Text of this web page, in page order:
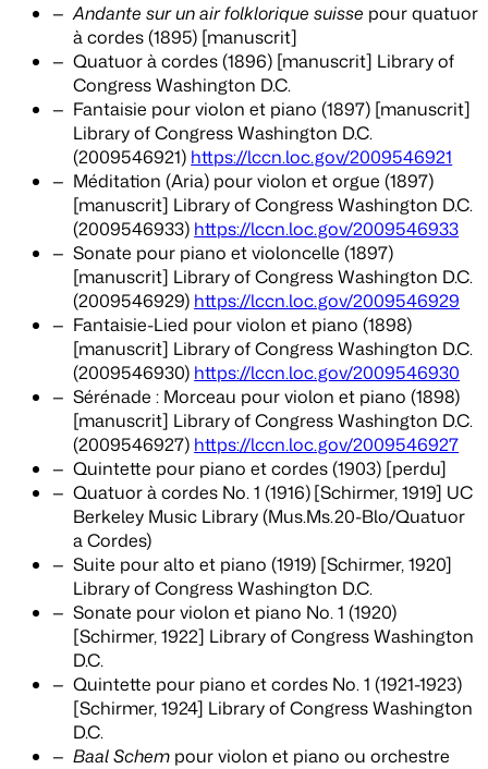
Andante sur un air folklorique suisse pour quatuor
à cordes (1895) [manuscrit]
Quatuor à cordes (1896) [manuscrit] Library of
Congress Washington D.C.
Fantaisie pour violon et piano (1897) [manuscrit]
Library of Congress Washington D.C.
(2009546921) https://lccn.loc.gov/2009546921
Méditation (Aria) pour violon et orgue (1897)
[manuscrit] Library of Congress Washington D.C.
(2009546933) https://lccn.loc.gov/2009546933
Sonate pour piano et violoncelle (1897)
[manuscrit] Library of Congress Washington D.C.
(2009546929) https://lccn.loc.gov/2009546929
Fantaisie-Lied pour violon et piano (1898)
[manuscrit] Library of Congress Washington D.C.
(2009546930) https://lccn.loc.gov/2009546930
Sérénade : Morceau pour violon et piano (1898)
[manuscrit] Library of Congress Washington D.C.
(2009546927) https://lccn.loc.gov/2009546927
Quintette pour piano et cordes (1903) [perdu]
Quatuor à cordes No. 1 (1916)[Schirmer, 1919] UC
Berkeley Music Library (Mus.Ms.20-Blo/Quatuor
a Cordes)
Suite pour alto et piano (1919) [Schirmer, 1920]
Library of Congress Washington D.C.
Sonate pour violon et piano No. 1 (1920)
[Schirmer, 1922] Library of Congress Washington
D.C.
Quintette pour piano et cordes No. 1 (1921-1923)
[Schirmer, 1924] Library of Congress Washington
D.C.
Baal Schem pour violon et piano ou orchestre